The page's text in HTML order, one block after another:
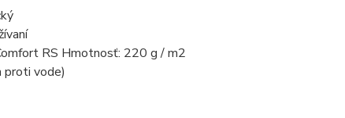
RS Hmotnosť: 220 g / m2
proti vode)